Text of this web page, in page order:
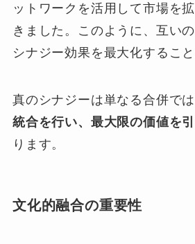
ットワークを活用して市場を
きました。このように、互い
シナジー効果を最大化すること
真のシナジーは単なる合併では
統合を行い、最大限の価値を
ります。
文化的融合の重要性